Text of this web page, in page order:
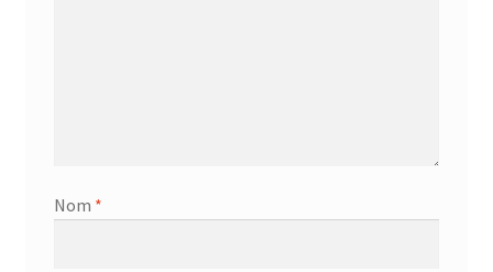
Nom *